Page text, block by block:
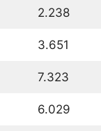
2.238
3.651
7.323
6.029